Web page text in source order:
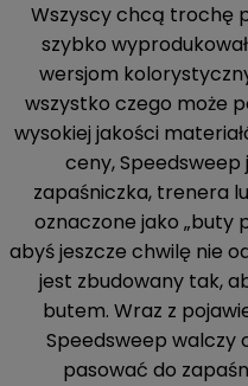
Wszyscy chcą trochę
szybko
wersjom
wszystko czego może
wysokiej jakości
ceny,
zapaśniczka, trenera
oznaczone jako „buty
abyś jeszcze chwilę nie
jest zbudowany tak,
butem. Wraz z
Speedsweep walczy
pasować do